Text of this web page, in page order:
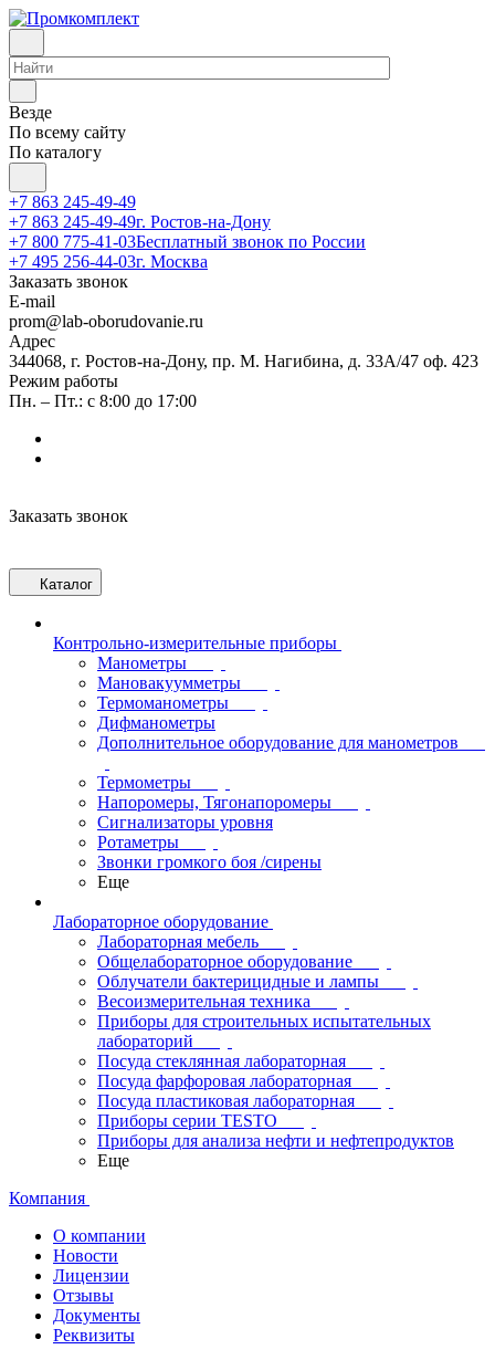
Везде
По всему сайту
По каталогу
+7 863 245-49-49
+7 863 245-49-49г. Ростов-на-Дону
+7 800 775-41-03Бесплатный звонок по России
+7 495 256-44-03г. Москва
Заказать звонок
E-mail
prom@lab-oborudovanie.ru
Адрес
344068, г. Ростов-на-Дону, пр. М. Нагибина, д. 33А/47 оф. 423
Режим работы
Пн. – Пт.: с 8:00 до 17:00
Заказать звонок
Каталог
Контрольно-измерительные приборы
Манометры
Мановакуумметры
Термоманометры
Дифманометры
Дополнительное оборудование для манометров
Термометры
Напоромеры, Тягонапоромеры
Сигнализаторы уровня
Ротаметры
Звонки громкого боя /сирены
Еще
Лабораторное оборудование
Лабораторная мебель
Общелабораторное оборудование
Облучатели бактерицидные и лампы
Весоизмерительная техника
Приборы для строительных испытательных
лабораторий
Посуда стеклянная лабораторная
Посуда фарфоровая лабораторная
Посуда пластиковая лабораторная
Приборы серии TESTO
Приборы для анализа нефти и нефтепродуктов
Еще
Компания
О компании
Новости
Лицензии
Отзывы
Документы
Реквизиты